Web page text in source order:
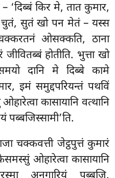
‘दिब्बं किर मे, तात कुमार,
सुतं खो पन मेतं – यस्स
ओसक्कति, ठाना
होतीति. भुत्ता खो
दानि मे दिब्बे कामे
इमं समुद्दपरियन्तं पथविं
कासायानि वत्थानि
पब्बजिस्सामी’ति.
चक्कवत्ती जेट्ठपुत्तं कुमारं
ओहारेत्वा कासायानि